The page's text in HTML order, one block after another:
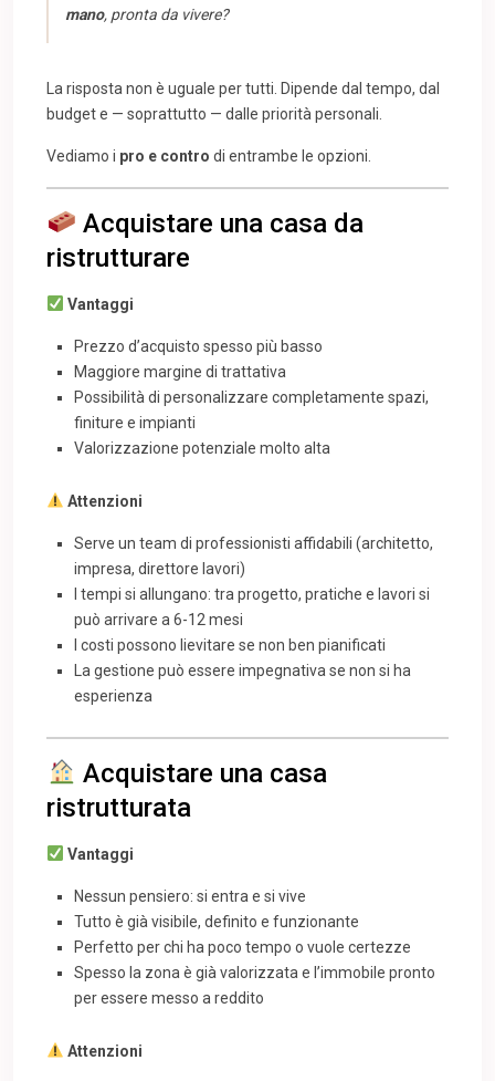
mano, pronta da vivere?
La risposta non è uguale per tutti. Dipende dal tempo, dal
budget e — soprattutto — dalle priorità personali.
Vediamo i pro e contro di entrambe le opzioni.
Acquistare una casa da
ristrutturare
Vantaggi
Prezzo d’acquisto spesso più basso
Maggiore margine di trattativa
Possibilità di personalizzare completamente spazi,
finiture e impianti
Valorizzazione potenziale molto alta
Attenzioni
Serve un team di professionisti affidabili (architetto,
impresa, direttore lavori)
I tempi si allungano: tra progetto, pratiche e lavori si
può arrivare a 6-12 mesi
I costi possono lievitare se non ben pianificati
La gestione può essere impegnativa se non si ha
esperienza
Acquistare una casa
ristrutturata
Vantaggi
Nessun pensiero: si entra e si vive
Tutto è già visibile, definito e funzionante
Perfetto per chi ha poco tempo o vuole certezze
Spesso la zona è già valorizzata e l’immobile pronto
per essere messo a reddito
Attenzioni